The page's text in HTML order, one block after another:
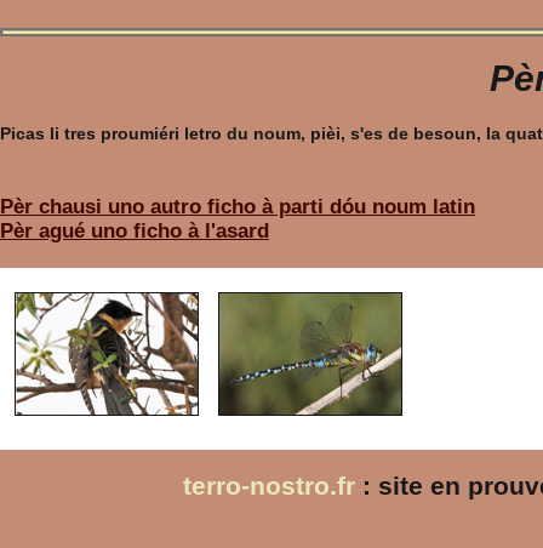
Picas li tres proumiéri letro du noum, pièi, s'es de besoun, la
Pèr chausi uno autro ficho à parti dóu noum latin
Pèr agué uno ficho à l'asard
terro-nostro.fr: site en